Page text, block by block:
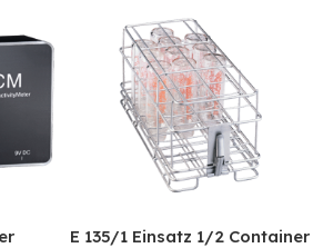
E 135/1 Einsatz 1/2 Container